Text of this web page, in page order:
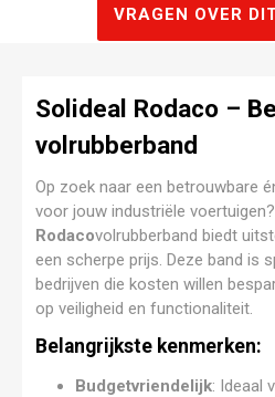
VRAGEN OVER
Solideal Rodaco –
volrubberband
Op zoek naar een betrouwbare
voor jouw industriële
Rodacovolrubberband biedt
een scherpe prijs. Deze band is
bedrijven die kosten willen
op veiligheid en functionaliteit.
Belangrijkste kenmerken:
Budgetvriendelijk: Ideaal